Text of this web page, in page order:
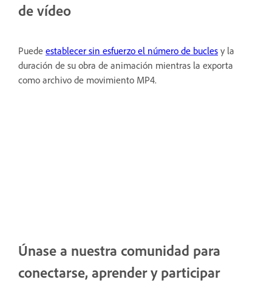
de vídeo
Puede establecer sin esfuerzo el número de bucles y la
duración de su obra de animación mientras la exporta
como archivo de movimiento MP4.
Únase a nuestra comunidad para
conectarse, aprender y participar